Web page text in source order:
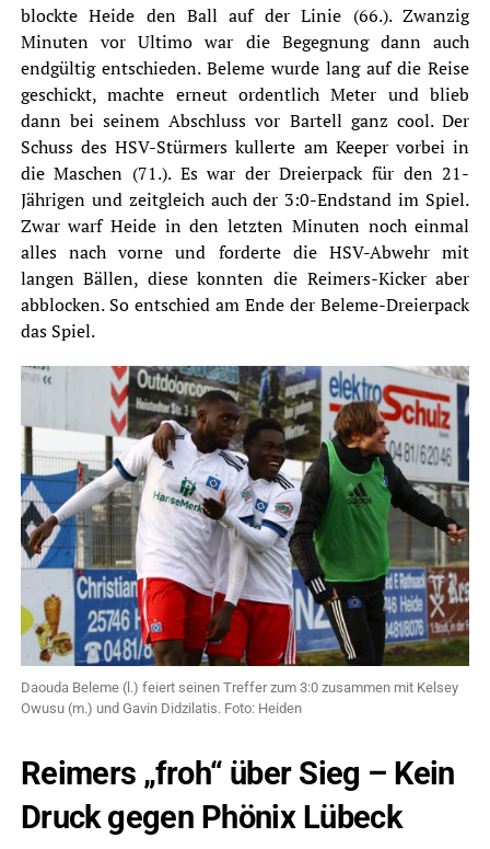
blockte Heide den Ball auf der Linie (66.). Zwanzig
Minuten vor Ultimo war die Begegnung dann auch
endgültig entschieden. Beleme wurde lang auf die Reise
geschickt, machte erneut ordentlich Meter und blieb
dann bei seinem Abschluss vor Bartell ganz cool. Der
Schuss des HSV-Stürmers kullerte am Keeper vorbei in
die Maschen (71.). Es war der Dreierpack für den 21-
Jährigen und zeitgleich auch der 3:0-Endstand im Spiel.
Zwar warf Heide in den letzten Minuten noch einmal
alles nach vorne und forderte die HSV-Abwehr mit
langen Bällen, diese konnten die Reimers-Kicker aber
abblocken. So entschied am Ende der Beleme-Dreierpack
das Spiel.
Daouda Beleme (l.) feiert seinen Treffer zum 3:0 zusammen mit Kelsey
Owusu (m.) und Gavin Didzilatis. Foto: Heiden
Reimers „froh“ über Sieg – Kein
Druck gegen Phönix Lübeck